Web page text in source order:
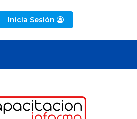
Inicia Sesión